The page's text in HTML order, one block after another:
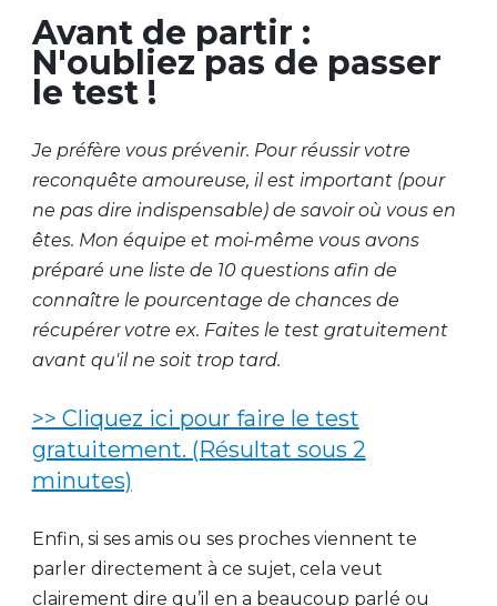
Avant de partir :
N'oubliez pas de passer
le test !
Je préfère vous prévenir. Pour réussir votre
reconquête amoureuse, il est important (pour
ne pas dire indispensable) de savoir où vous en
êtes. Mon équipe et moi-même vous avons
préparé une liste de 10 questions afin de
connaître le pourcentage de chances de
récupérer votre ex. Faites le test gratuitement
avant qu'il ne soit trop tard.
>> Cliquez ici pour faire le test
gratuitement. (Résultat sous 2
minutes)
Enfin, si ses amis ou ses proches viennent te
parler directement à ce sujet, cela veut
clairement dire qu’il en a beaucoup parlé ou